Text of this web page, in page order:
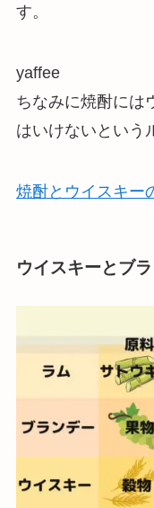
す。
yaffee
ちなみに焼酎には
はいけないという
焼酎とウイスキー
ウイスキーとブ